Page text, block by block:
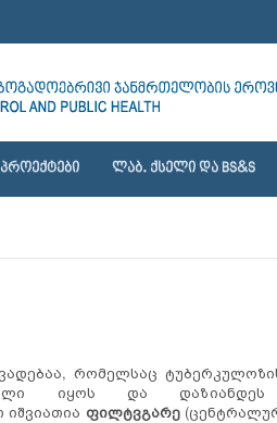
ᲞᲠᲝᲔᲥᲢᲔᲑᲘ ᲚᲐᲑ. ᲥᲡᲔᲚᲘ ᲓᲐ BS&S
რომელსაც
იყოს და
იშვიათია ფილტვგარე